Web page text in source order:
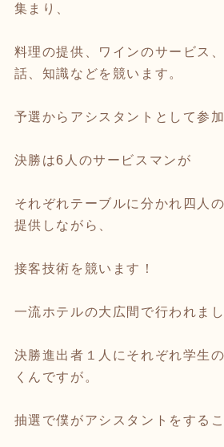
集まり、
料理の提供、ワインのサービス
話、知識などを競います。
予選からアシスタントとして参
決勝は6人のサービスマンが
それぞれテーブルに分かれ四人
提供しながら、
接客技術を競います！
一流ホテルの大広間で行われまし
決勝進出者１人にそれぞれ学生
くんですが。
抽選で僕がアシスタントをする